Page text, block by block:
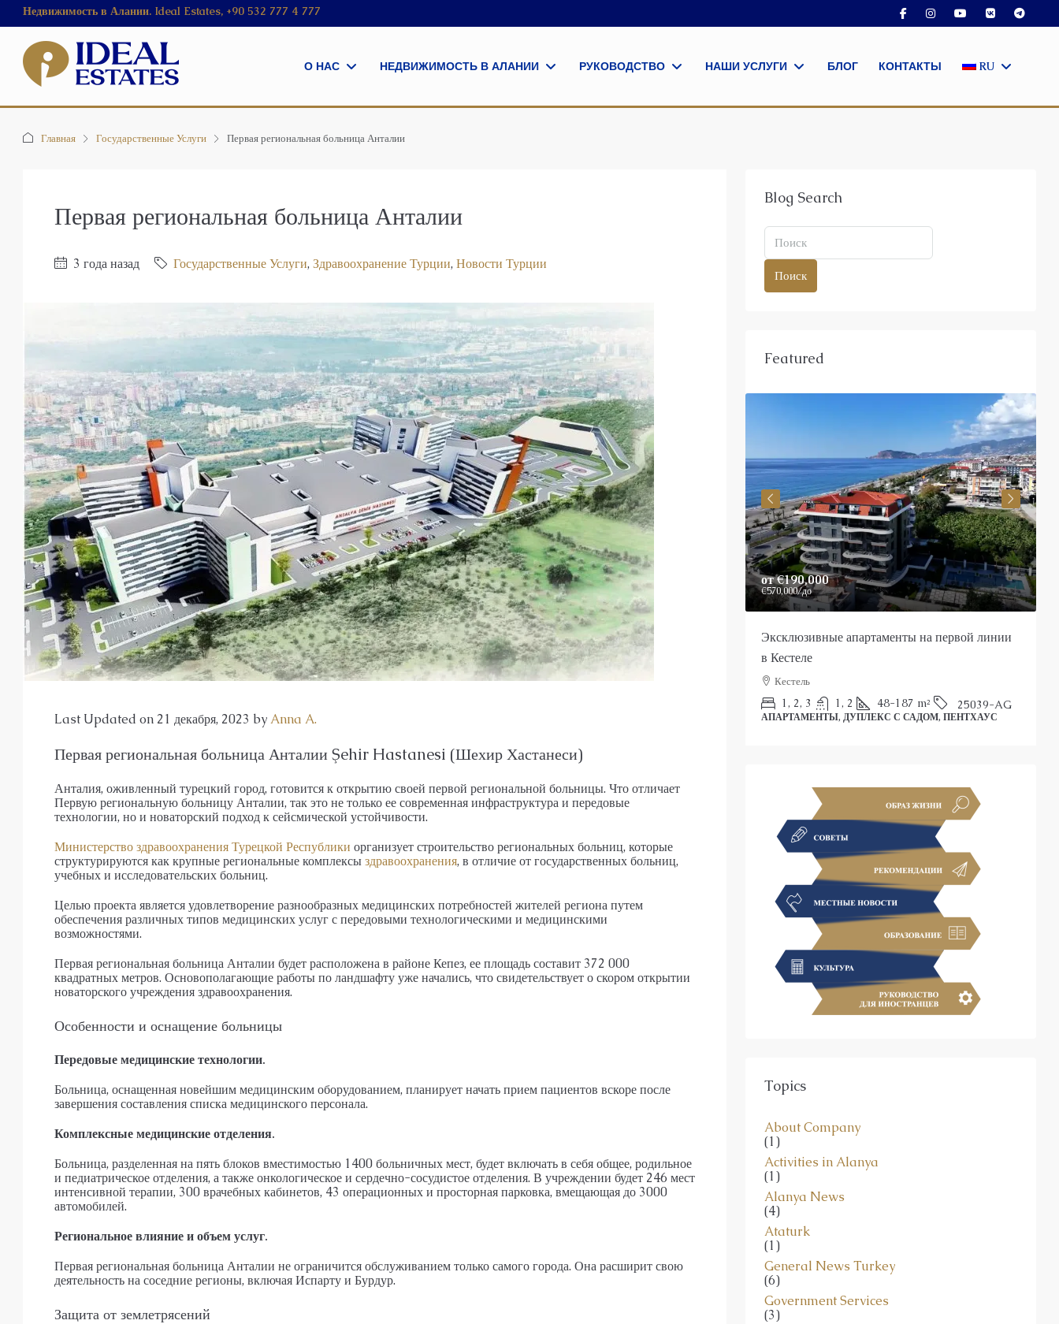
Недвижимость в Алании. Ideal Estates, +90 532 777 4 777
О НАС НЕДВИЖИМОСТЬ В АЛАНИИ РУКОВОДСТВО НАШИ УСЛУГИ БЛОГ КОНТАКТЫ RU
Главная Государственные Услуги Первая региональная больница Анталии
Первая региональная больница Анталии
3 года назад Государственные Услуги, Здравоохранение Турции, Новости Турции
Last Updated on 21 декабря, 2023 byAnna A.
Первая региональная больница Анталии Şehir Hastanesi (Шехир Хастанеси)
Анталия, оживленный турецкий город, готовится к открытию своей первой региональной больницы. Что отличает
Первую региональную больницу Анталии, так это не только ее современная инфраструктура и передовые
технологии, но и новаторский подход к сейсмической устойчивости.
Министерство здравоохранения Турецкой Республики организует строительство региональных больниц, которые
структурируются как крупные региональные комплексыздравоохранения, в отличие от государственных больниц,
учебных и исследовательских больниц.
Целью проекта является удовлетворение разнообразных медицинских потребностей жителей региона путем
обеспечения различных типов медицинских услуг с передовыми технологическими и медицинскими
возможностями.
Первая региональная больница Анталии будет расположена в районе Кепез, ее площадь составит 372 000
квадратных метров. Основополагающие работы по ландшафту уже начались, что свидетельствует о скором открытии
новаторского учреждения здравоохранения.
Особенности и оснащение больницы
Передовые медицинские технологии.
Больница, оснащенная новейшим медицинским оборудованием, планирует начать прием пациентов вскоре после
завершения составления списка медицинского персонала.
Комплексные медицинские отделения.
Больница, разделенная на пять блоков вместимостью 1400 больничных мест, будет включать в себя общее, родильное
и педиатрическое отделения, а также онкологическое и сердечно-сосудистое отделения. В учреждении будет 246 мест
интенсивной терапии, 300 врачебных кабинетов, 43 операционных и просторная парковка, вмещающая до 3000
автомобилей.
Региональное влияние и объем услуг.
Первая региональная больница Анталии не ограничится обслуживанием только самого города. Она расширит свою
деятельность на соседние регионы, включая Испарту и Бурдур.
Защита от землетрясений
Blog Search
Поиск
Featured
от €140,000
€435,000 /до
Элитный жилой комплекс в Оба
Оба
1, 2, 3, 4 1, 2, 3 48-205 m²
АПАРТАМЕНТЫ, ДУПЛЕКС С САДОМ, ПЕНТХАУС
Price on Request
Роскошные апартаменты на продажу в Оба
Аланья
Оба
от€190,000
€570,000/до
Эксклюзивные апартаменты на первой линии
в Кестеле
Кестель
1, 2, 3 1, 2 48-187 m² 25039-AG
АПАРТАМЕНТЫ, ДУПЛЕКС С САДОМ, ПЕНТХАУС
Topics
About Company
(1)
Activities in Alanya
(1)
Alanya News
(4)
Ataturk
(1)
General News Turkey
(6)
Government Services
(3)